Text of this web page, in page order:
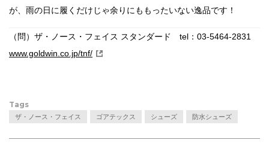
が、雨の日に履くだけじゃ余りにももったいない逸品です！
（問）ザ・ノース・フェイス スタンダード tel：03-5464-2831
www.goldwin.co.jp/tnf/
Tags
ザ・ノース・フェイス ゴアテックス シューズ 防水シューズ